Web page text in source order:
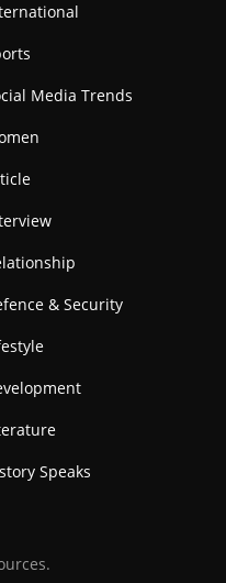
Media Trends
& Security
Speaks